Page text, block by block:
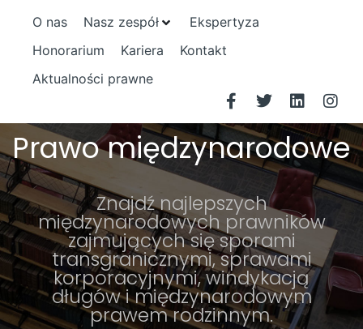
O nas Nasz zespół
Ekspertyza
Honorarium
Kariera
Kontakt
Aktualności prawne
Prawo międzynarodowe
Znajdź najlepszych
międzynarodowych prawników
zajmujących się sporami
transgranicznymi, sprawami
korporacyjnymi, windykacją
długów i międzynarodowym
prawem rodzinnym.